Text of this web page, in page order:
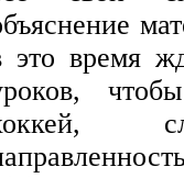
это время